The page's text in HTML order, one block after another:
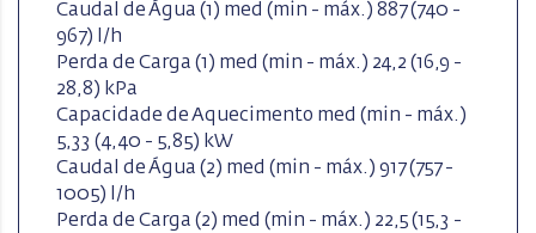
Caudal de Água (1) med (min - máx.) 887 (740 -
967) l/h
Perda de Carga (1) med (min - máx.) 24,2 (16,9 -
28,8) kPa
Capacidade de Aquecimento med (min - máx.)
5,33 (4,40 - 5,85) kW
Caudal de Água (2) med (min - máx.) 917 (757 -
1005) l/h
Perda de Carga (2) med (min - máx.) 22,5 (15,3 -